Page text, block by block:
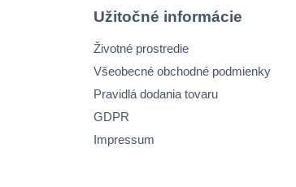
Užitočné informácie
Životné prostredie
Všeobecné obchodné podmienky
Pravidlá dodania tovaru
GDPR
Impressum